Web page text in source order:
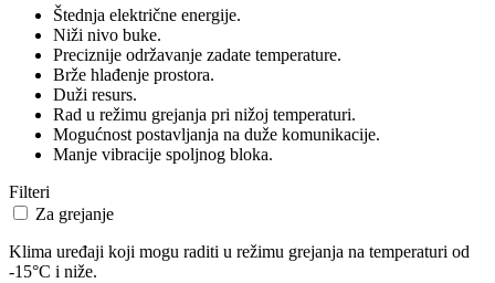
Štednja električne energije.
Niži nivo buke.
Preciznije održavanje zadate temperature.
Brže hlađenje prostora.
Duži resurs.
Rad u režimu grejanja pri nižoj temperaturi.
Mogućnost postavljanja na duže komunikacije.
Manje vibracije spoljnog bloka.
Filteri
Za grejanje
Klima uređaji koji mogu raditi u režimu grejanja na temperaturi od
-15°C i niže.